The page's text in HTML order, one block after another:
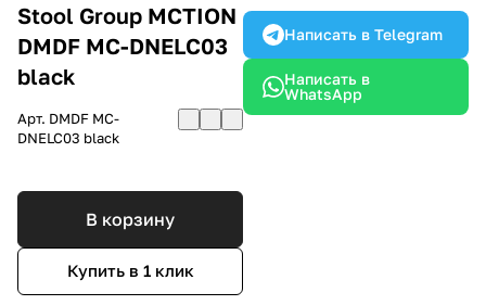
Stool Group MCTION
DMDF MC-DNELC03
black
Арт. DMDF MC-
DNELC03 black
В корзину
Купить в 1 клик
Написать в Telegram
Написать в
WhatsApp